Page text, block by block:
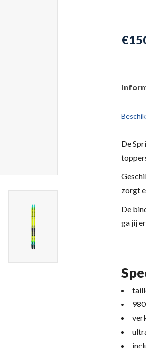
De
zorgt
De
ga jij